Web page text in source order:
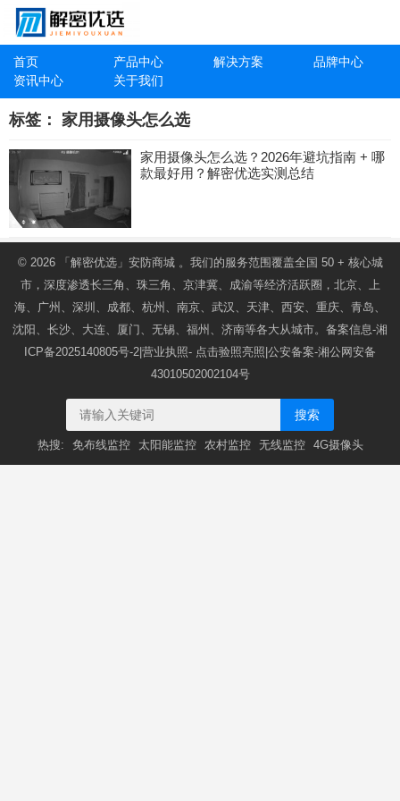
首页 产品中心 解决方案
品牌中心
资讯中心
关于我们
标签： 家用摄像头怎么选
家用摄像头怎么选？2026年避坑指南 + 哪
款最好用？解密优选实测总结
© 2026 「解密优选」安防商城。我们的服务范围覆盖全国 50 + 核心城
市，深度渗透长三角、珠三角、京津冀、成渝等经济活跃圈，北京、上
海、广州、深圳、成都、杭州、南京、武汉、天津、西安、重庆、青岛、
沈阳、长沙、大连、厦门、无锡、福州、济南等各大从城市。备案信息-湘
ICP备2025140805号-2 |营业执照- 点击验照亮照 |公安备案-湘公网安备
43010502002104号
搜索
热搜: 免布线监控 太阳能监控 农村监控 无线监控 4G摄像头